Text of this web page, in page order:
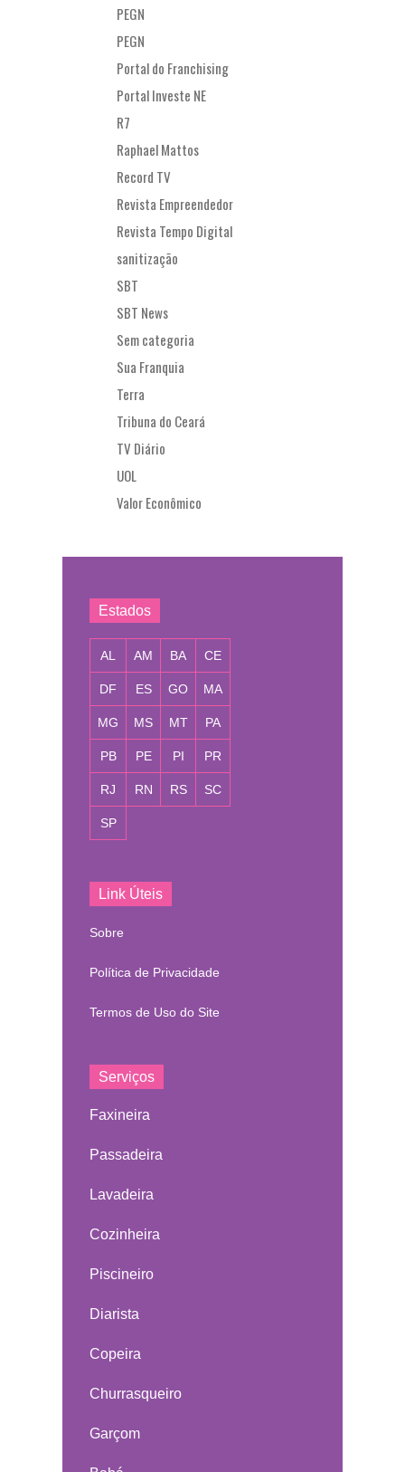
PEGN
PEGN
Portal do Franchising
Portal Investe NE
R7
Raphael Mattos
Record TV
Revista Empreendedor
Revista Tempo Digital
sanitização
SBT
SBT News
Sem categoria
Sua Franquia
Terra
Tribuna do Ceará
TV Diário
UOL
Valor Econômico
Estados
AL AM BA CE
DF ES GO MA
MG MS MT PA
PB PE PI PR
RJ RN RS SC
SP
Link Úteis
Sobre
Política de Privacidade
Termos de Uso do Site
Serviços
Faxineira
Passadeira
Lavadeira
Cozinheira
Piscineiro
Diarista
Copeira
Churrasqueiro
Garçom